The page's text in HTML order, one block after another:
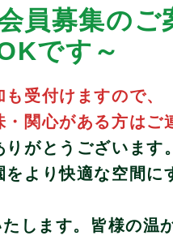
員募集のご
す～
受付けますので、
・関心がある方は
りがとうございます
より快適な空間に
します。皆様の温